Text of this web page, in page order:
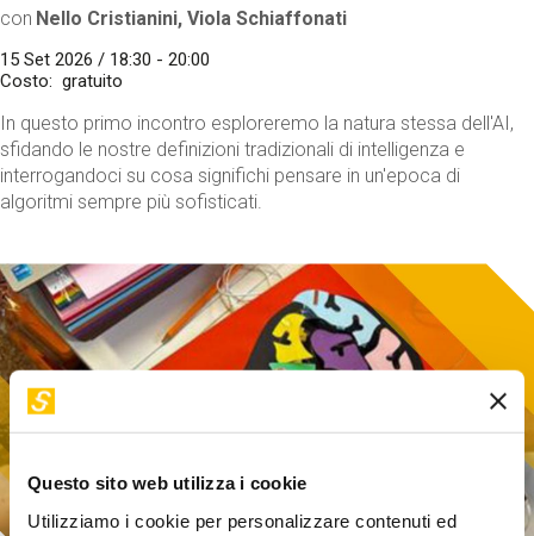
Questo sito web utilizza i cookie
Utilizziamo i cookie per personalizzare contenuti ed
con Nello Cristianini, Viola Schiaffonati
15 Set 2026 / 18:30 - 20:00
Costo
gratuito
In questo primo incontro esploreremo la natura stessa dell'AI,
sfidando le nostre definizioni tradizionali di intelligenza e
interrogandoci su cosa significhi pensare in un'epoca di
algoritmi sempre più sofisticati.